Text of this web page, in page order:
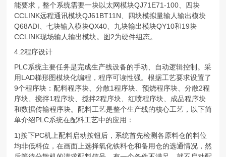
能要求，整个系统需要一块以太网模块QJ71E71-100、四块
CCLINK远程通讯模块QJ61BT11N、四块模拟量输人输出模块
Q68ADI、七块输入模块QX40、九块输出模块QY10和19块
CCLINK现场输人输出模块。图2为硬件组态。
4.2程序设计
PLC系统主要任务是完成生产线设备的手动、自动逻辑控制。采
用LAD梯形图模块化编程，程序可读性强。根据工艺要求设置了
9个程序块：配料程序块、分散1程序块、预烧程序块、分散2程
序块、搅拌1程序块、搅拌2程序块、红喷程序块、成品程序块
和数据传输程序块。配料工艺是整个生产线的核心工艺，以下简
单介绍PLC系统在配料工艺中的应用：
1)按下PC机上配料启动按钮后，系统首先检测各原料仓的料位
均非低料位，在画面上选择氧化铁料仓和备用仓的选通情况，然